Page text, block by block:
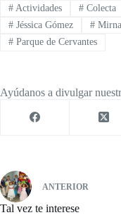
#Actividades #Colecta
#Jéssica Gómez #
#Parque de Cervantes
Ayúdanos a divulgar
ANTERIOR
Tal vez te interese